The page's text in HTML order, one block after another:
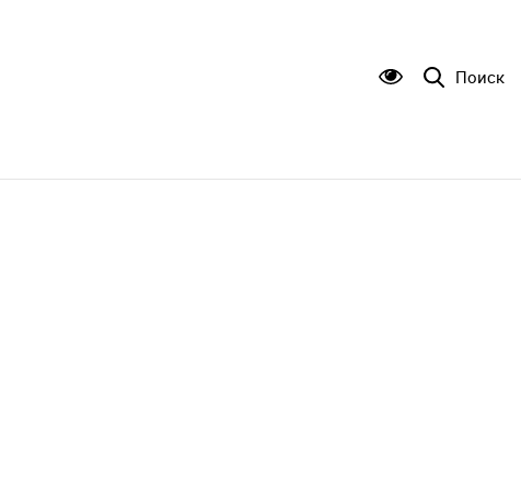
Поиск